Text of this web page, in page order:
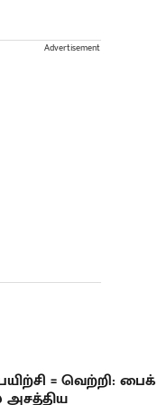
Advertisement
= வெற்றி: பைக்
அசத்திய